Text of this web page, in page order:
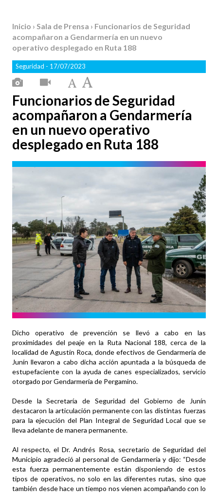
Inicio › Sala de Prensa › Funcionarios de Seguridad
acompañaron a Gendarmería en un nuevo
operativo desplegado en Ruta 188
Seguridad - 17/07/2023
Funcionarios de Seguridad
acompañaron a Gendarmería
en un nuevo operativo
desplegado en Ruta 188
Dicho operativo de prevención se llevó a cabo en las
proximidades del peaje en la Ruta Nacional 188, cerca de la
localidad de Agustín Roca, donde efectivos de Gendarmería de
Junín llevaron a cabo dicha acción apuntada a la búsqueda de
estupefaciente con la ayuda de canes especializados, servicio
otorgado por Gendarmería de Pergamino.
Desde la Secretaría de Seguridad del Gobierno de Junín
destacaron la articulación permanente con las distintas fuerzas
para la ejecución del Plan Integral de Seguridad Local que se
lleva adelante de manera permanente.
Al respecto, el Dr. Andrés Rosa, secretario de Seguridad del
Municipio agradeció al personal de Gendarmería y dijo: “Desde
esta fuerza permanentemente están disponiendo de estos
tipos de operativos, no solo en las diferentes rutas, sino que
también desde hace un tiempo nos vienen acompañando con lo